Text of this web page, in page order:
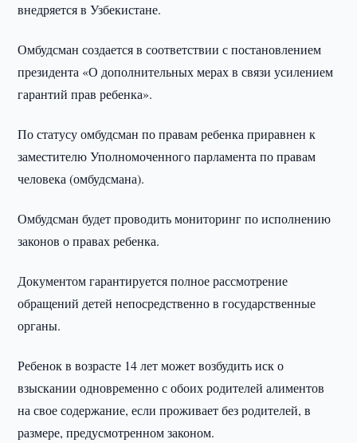
внедряется в Узбекистане.
Омбудсман создается в соответствии с постановлением
президента «О дополнительных мерах в связи усилением
гарантий прав ребенка».
По статусу омбудсман по правам ребенка приравнен к
заместителю Уполномоченного парламента по правам
человека (омбудсмана).
Омбудсман будет проводить мониторинг по исполнению
законов о правах ребенка.
Документом гарантируется полное рассмотрение
обращений детей непосредственно в государственные
органы.
Ребенок в возрасте 14 лет может возбудить иск о
взыскании одновременно с обоих родителей алиментов
на свое содержание, если проживает без родителей, в
размере, предусмотренном законом.